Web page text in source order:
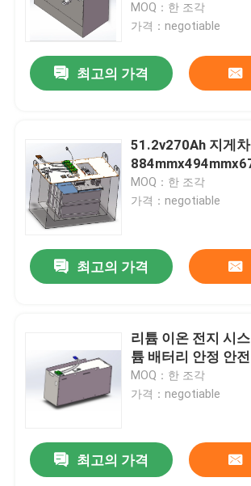
MOQ：한 조각
가격：negotiable
최고의 가격
51.2v270Ah 지게차
MOQ：한 조각
가격：negotiable
최고의 가격
리튬 이온 전지 시
튬 배터리 안정 안
MOQ：한 조각
가격：negotiable
최고의 가격